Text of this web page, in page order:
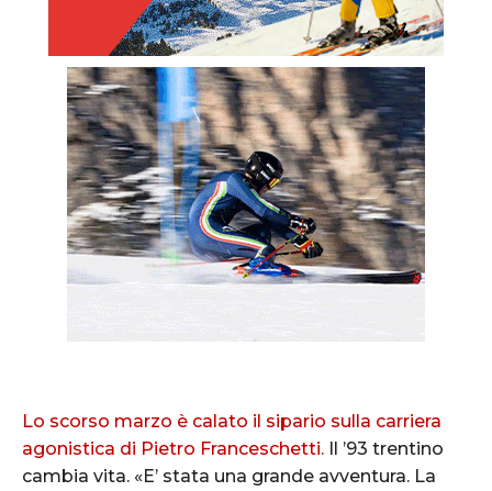
Lo scorso marzo è calato il sipario sulla carriera
agonistica di Pietro Franceschetti. Il ’93 trentino
cambia vita. «E’ stata una grande avventura. La